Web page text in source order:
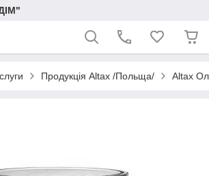
Продукція Altax /Польща/ Altax